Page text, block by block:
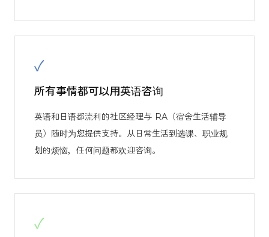
✓
所有事情都可以用英语咨询
英语和日语都流利的社区经理与 RA（宿舍生活辅导
员）随时为您提供支持。从日常生活到选课、职业规
划的烦恼，任何问题都欢迎咨询。
✓